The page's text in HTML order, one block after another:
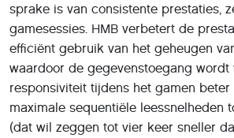
sprake is van consistente prestaties,
gamesessies. HMB verbetert de
efficiënt gebruik van het geheugen
waardoor de gegevenstoegang wordt
responsiviteit tijdens het gamen beter
maximale sequentiële leessnelheden
(dat wil zeggen tot vier keer sneller